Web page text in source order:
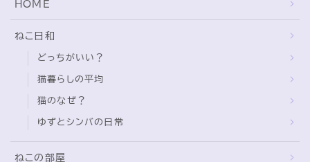
猫の雑学・トリビア
猫との暮らし・生活設計
猫の可愛さ発見シリーズ
猫と暮らす快適環境づくり
猫と暮らすシニアライフ
ねこの飼い方
HOME
ねこ日和
どっちがいい？
猫暮らしの平均
猫のなぜ？
ゆずとシンバの日常
ねこの部屋